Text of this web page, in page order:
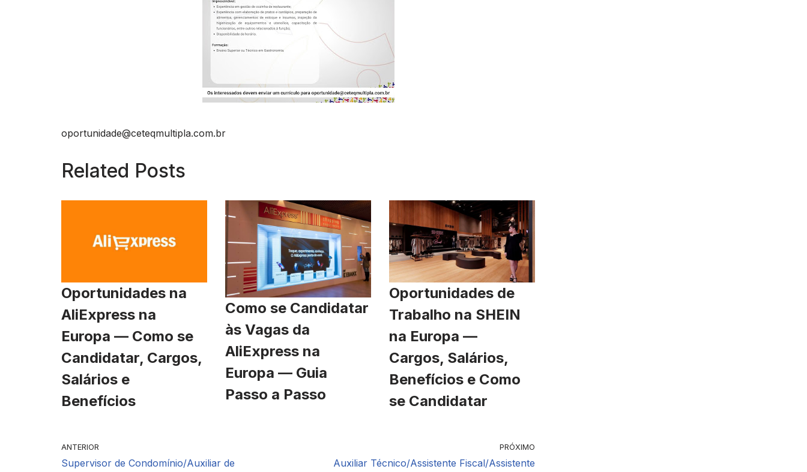
oportunidade@ceteqmultipla.com.br
Related Posts
Oportunidades na
AliExpress na
Europa — Como se
Candidatar, Cargos,
Salários e
Benefícios
Como se Candidatar
às Vagas da
AliExpress na
Europa — Guia
Passo a Passo
Oportunidades de
Trabalho na SHEIN
na Europa —
Cargos, Salários,
Benefícios e Como
se Candidatar
ANTERIOR
Supervisor de Condomínio/Auxiliar de
PRÓXIMO
Auxiliar Técnico/Assistente Fiscal/Assistente